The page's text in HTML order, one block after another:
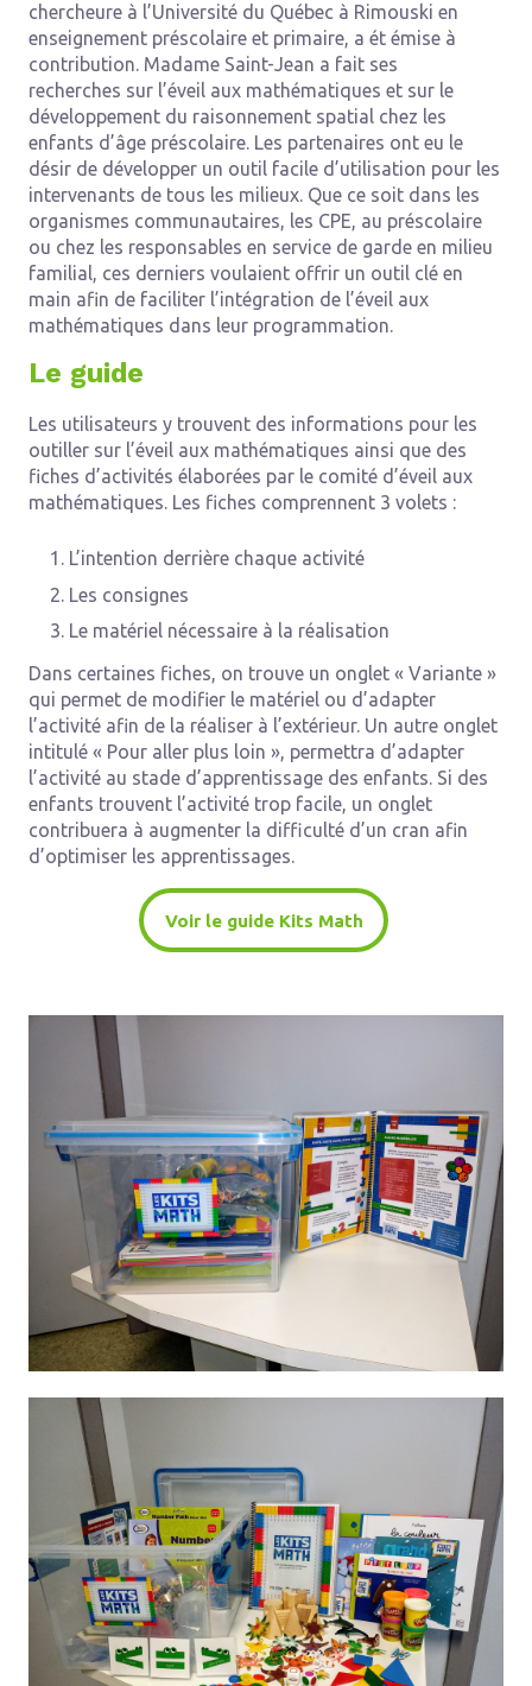
chercheure à l’Université du Québec à Rimouski en
enseignement préscolaire et primaire, a ét émise à
contribution. Madame Saint-Jean a fait ses
recherches sur l’éveil aux mathématiques et sur le
développement du raisonnement spatial chez les
enfants d’âge préscolaire. Les partenaires ont eu le
désir de développer un outil facile d’utilisation pour les
intervenants de tous les milieux. Que ce soit dans les
organismes communautaires, les CPE, au préscolaire
ou chez les responsables en service de garde en milieu
familial, ces derniers voulaient offrir un outil clé en
main afin de faciliter l’intégration de l’éveil aux
mathématiques dans leur programmation.
Le guide
Les utilisateurs y trouvent des informations pour les
outiller sur l’éveil aux mathématiques ainsi que des
fiches d’activités élaborées par le comité d’éveil aux
mathématiques. Les fiches comprennent 3 volets :
L’intention derrière chaque activité
Les consignes
Le matériel nécessaire à la réalisation
Dans certaines fiches, on trouve un onglet « Variante »
qui permet de modifier le matériel ou d’adapter
l’activité afin de la réaliser à l’extérieur. Un autre onglet
intitulé « Pour aller plus loin », permettra d’adapter
l’activité au stade d’apprentissage des enfants. Si des
enfants trouvent l’activité trop facile, un onglet
contribuera à augmenter la difficulté d’un cran afin
d’optimiser les apprentissages.
Voir le guide Kits Math